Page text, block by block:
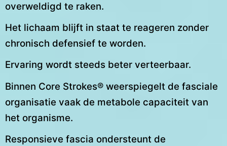
overweldigd te raken.
Het lichaam blijft in staat te reageren zonder
chronisch defensief te worden.
Ervaring wordt steeds beter verteerbaar.
Binnen Core Strokes® weerspiegelt de fasciale
organisatie vaak de metabole capaciteit van
het organisme.
Responsieve fascia ondersteunt de